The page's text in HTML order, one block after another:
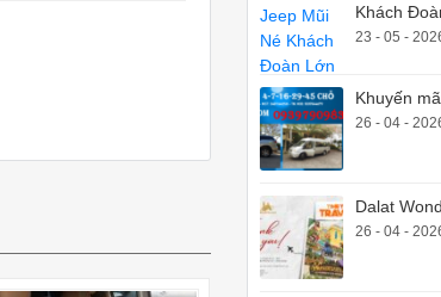
Khách
23 - 05 -
Khuyến
26 - 04 -
Dalat
26 - 04 -